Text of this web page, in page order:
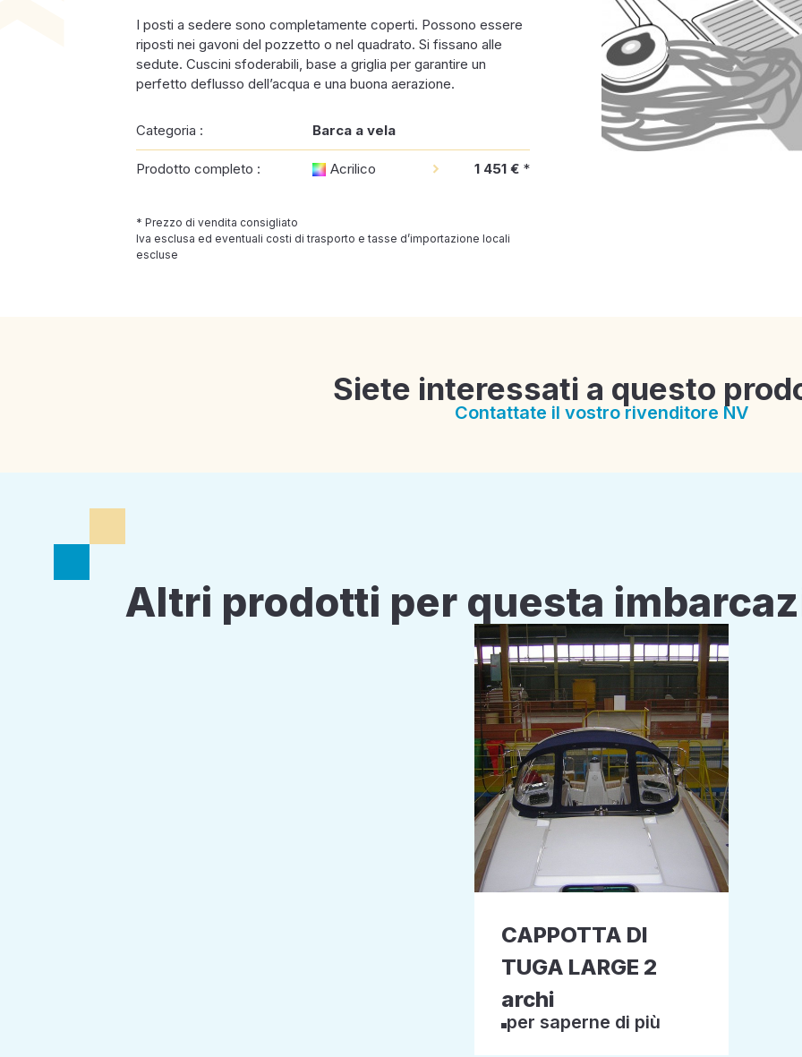
I posti a sedere sono completamente coperti. Possono essere
riposti nei gavoni del pozzetto o nel quadrato. Si fissano alle
sedute. Cuscini sfoderabili, base a griglia per garantire un
perfetto deflusso dell’acqua e una buona aerazione.
Categoria : Barca a vela
Prodotto completo : Acrilico 1 451 € *
* Prezzo di vendita consigliato
Iva esclusa ed eventuali costi di trasporto e tasse d’importazione locali
escluse
Siete interessati a questo
Contattate il vostro rivenditore NV
Altri prodotti per questa
CAPPOTTA DI
TUGA LARGE 2
archi
per saperne di più